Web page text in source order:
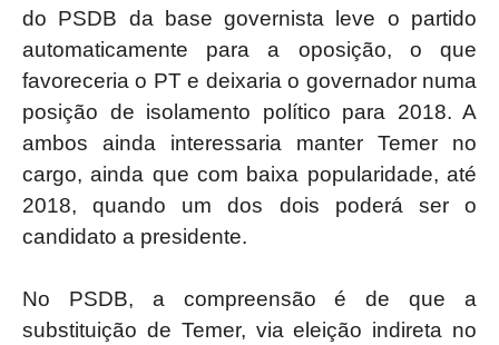
do PSDB da base governista leve o partido
automaticamente para a oposição, o que
favoreceria o PT e deixaria o governador numa
posição de isolamento político para 2018. A
ambos ainda interessaria manter Temer no
cargo, ainda que com baixa popularidade, até
2018, quando um dos dois poderá ser o
candidato a presidente.
No PSDB, a compreensão é de que a
substituição de Temer, via eleição indireta no